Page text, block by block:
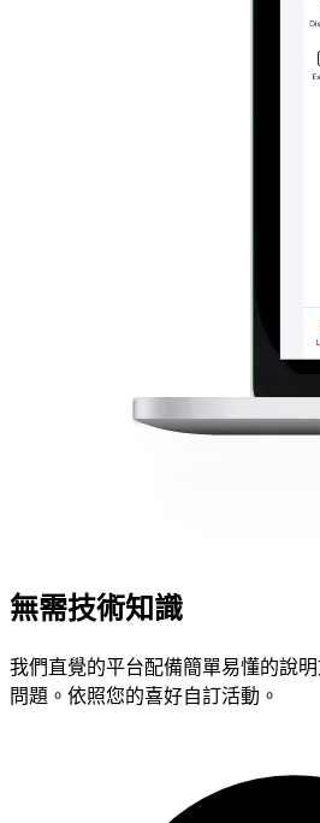
無需技術知識
我們直覺的平台配備簡單易懂的說
問題。依照您的喜好自訂活動。